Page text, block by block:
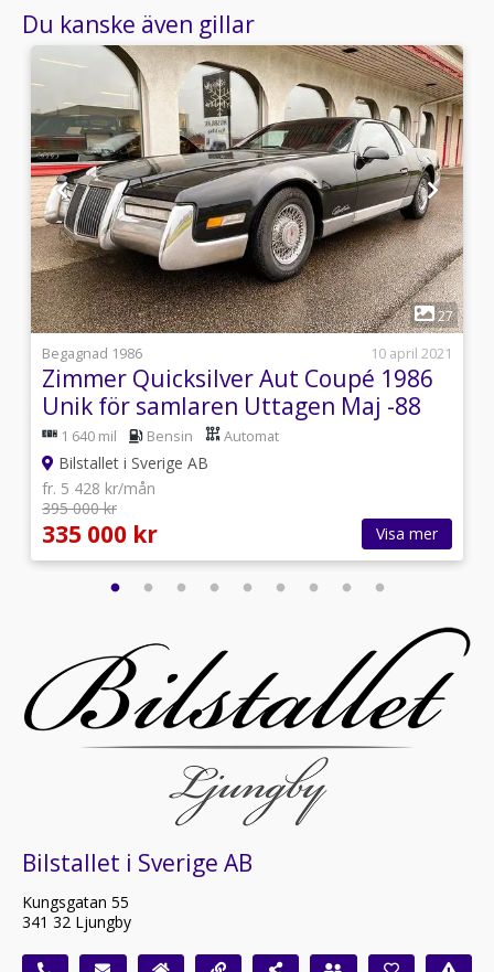
Du kanske även gillar
1
27
Begagnad 1986
10 april 2021
Zimmer Quicksilver Aut Coupé 1986
Unik för samlaren Uttagen Maj -88
Skattefri
1 640 mil Bensin Automat
Bilstallet i Sverige AB
fr. 5 428 kr/mån
395 000 kr
335 000 kr Visa mer
Bilstallet i Sverige AB
Kungsgatan 55
341 32 Ljungby